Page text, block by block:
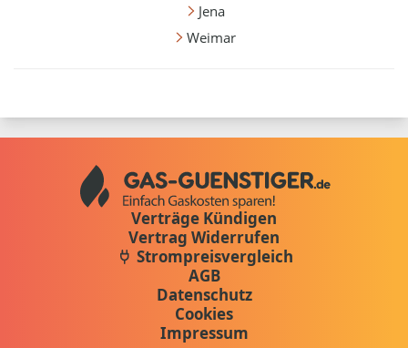
Jena
Weimar
Verträge Kündigen
Vertrag Widerrufen
Strompreisvergleich
AGB
Datenschutz
Cookies
Impressum